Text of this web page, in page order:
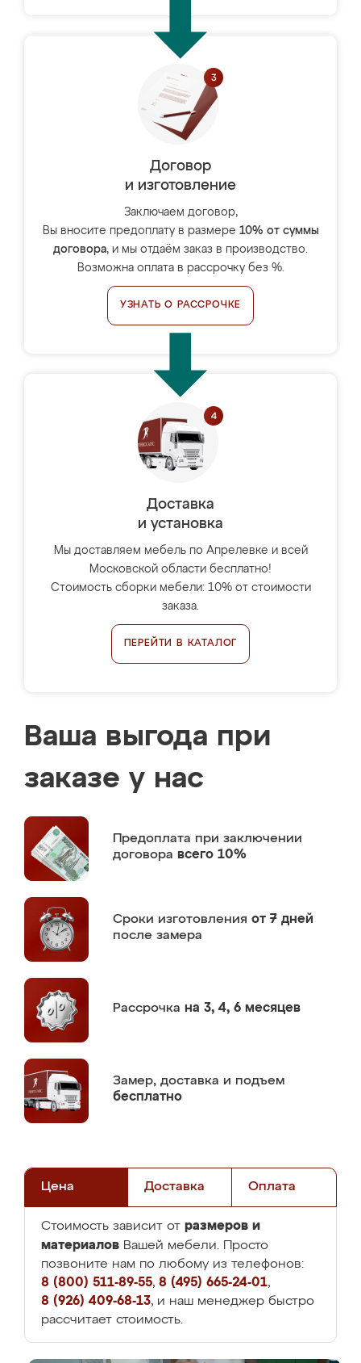
Договор
и изготовление
Заключаем договор,
Вы вносите предоплату в размере 10% от суммы
договора, и мы отдаём заказ в производство.
Возможна оплата в рассрочку без %.
УЗНАТЬ О РАССРОЧКЕ
Доставка
и установка
Мы доставляем мебель по Апрелевке и всей
Московской области бесплатно!
Стоимость сборки мебели: 10% от стоимости
заказа.
ПЕРЕЙТИ В КАТАЛОГ
Ваша выгода при
заказе у нас
Предоплата при заключении
договора всего 10%
Сроки изготовления от 7 дней
после замера
Рассрочка на 3, 4, 6 месяцев
Замер, доставка и подъем
бесплатно
Цена Доставка Оплата
Стоимость зависит от размеров и
материалов Вашей мебели. Просто
позвоните нам по любому из телефонов:
8 (800) 511-89-55, 8 (495) 665-24-01,
8 (926) 409-68-13, и наш менеджер быстро
рассчитает стоимость.